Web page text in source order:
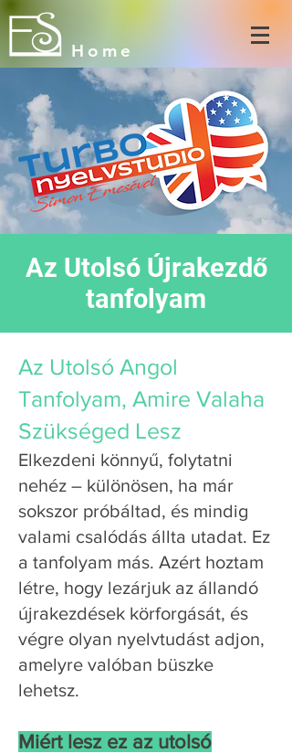
Home
Az Utolsó Újrakezdő
tanfolyam
Az Utolsó Angol
Tanfolyam, Amire Valaha
Szükséged Lesz
Elkezdeni könnyű, folytatni
nehéz – különösen, ha már
sokszor próbáltad, és mindig
valami csalódás állta utadat. Ez
a tanfolyam más. Azért hoztam
létre, hogy lezárjuk az állandó
újrakezdések körforgását, és
végre olyan nyelvtudást adjon,
amelyre valóban büszke
lehetsz.
Miért lesz ez az utolsó